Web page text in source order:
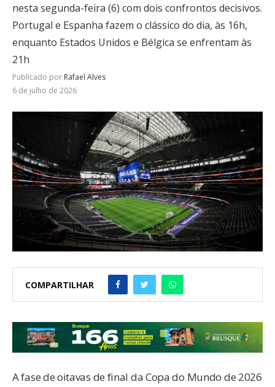
nesta segunda-feira (6) com dois confrontos decisivos.
Portugal e Espanha fazem o clássico do dia, às 16h,
enquanto Estados Unidos e Bélgica se enfrentam às
21h
Publicado por Rafael Alves
6 de julho de 2026
COMPARTILHAR
A fase de oitavas de final da Copa do Mundo de 2026